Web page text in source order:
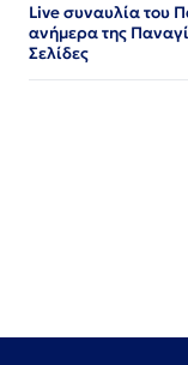
Live συναυλία του
ανήμερα της
Σελίδες